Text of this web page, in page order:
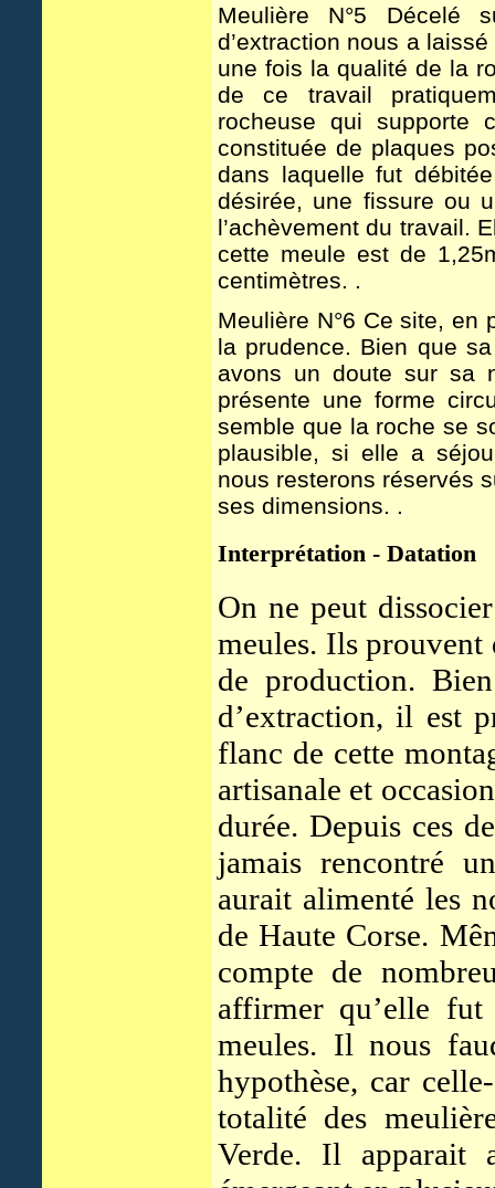
Meulière N°5 Décelé
d’extraction nous a
une fois la qualité de la
de ce travail
rocheuse qui supporte
constituée de plaques
dans laquelle fut
désirée, une fissure ou
l’achèvement du travail.
cette meule est de
centimètres. .
Meulière N°6 Ce site, en
la prudence. Bien que
avons un doute sur sa
présente une forme
semble que la roche se
plausible, si elle a
nous resterons réservés
ses dimensions. .
Interprétation - Datation
On ne peut
meules. Ils prouvent
de production.
d’extraction, il est
flanc de cette
artisanale et
durée. Depuis ces
jamais rencontré
aurait alimenté les
de Haute Corse.
compte de
affirmer qu’elle
meules. Il nous
hypothèse, car
totalité des
Verde. Il apparait